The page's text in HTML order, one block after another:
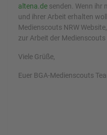
altena.de senden. Wenn ihr
und ihrer Arbeit erhalten
Medienscouts NRW
zur Arbeit der Medienscouts
Viele Grüße,
Euer BGA-Medienscouts